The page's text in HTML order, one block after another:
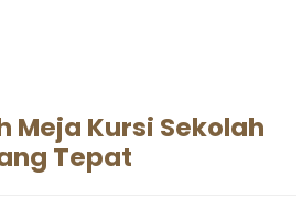
Meja Kursi Sekolah
Tepat